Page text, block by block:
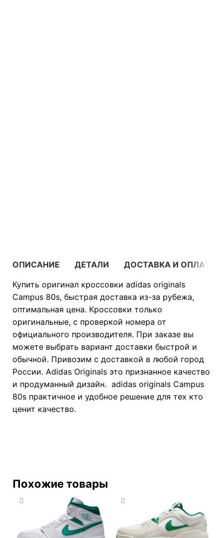
ОПИСАНИЕ ДЕТАЛИ
ДОСТАВКА И ОПЛАТА
Купить оригинал кроссовки adidas originals
Campus 80s, быстрая доставка из-за рубежа,
оптимальная цена. Кроссовки только
оригинальные, с проверкой номера от
официального производителя. При заказе вы
можете выбрать вариант доставки быстрой и
обычной. Привозим с доставкой в любой город
России. Adidas Originals это признанное качество
и продуманный дизайн. adidas originals Campus
80s практичное и удобное решение для тех кто
ценит качество.
Похожие товары